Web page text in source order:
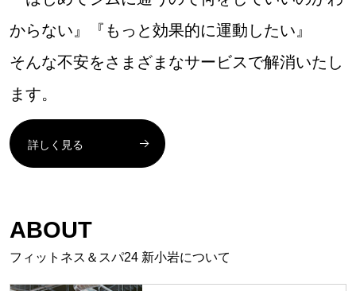
からない』『もっと効果的に運動したい』
そんな不安をさまざまなサービスで解消いたし
ます。
詳しく見る
ABOUT
フィットネス＆スパ24 新小岩について